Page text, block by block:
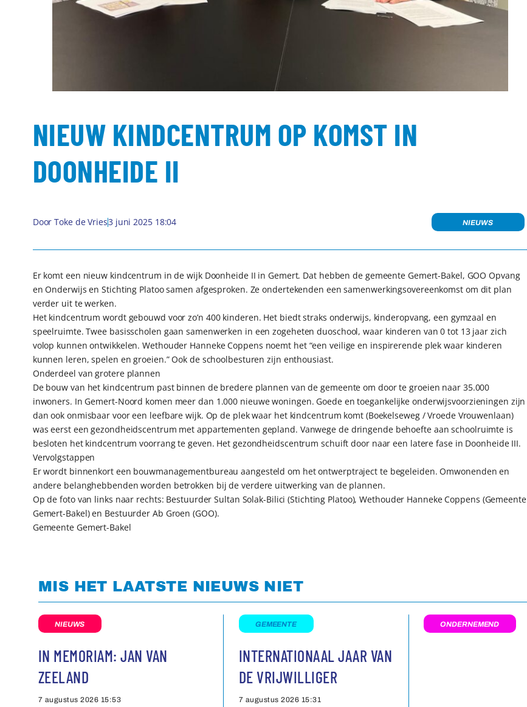
NIEUW KINDCENTRUM OP KOMST IN
DOONHEIDE II
Door Toke de Vries3 juni 2025 18:04 NIEUWS
Er komt een nieuw kindcentrum in de wijk Doonheide II in Gemert. Dat hebben de gemeente Gemert-Bakel, GOO Opvang
en Onderwijs en Stichting Platoo samen afgesproken. Ze ondertekenden een samenwerkingsovereenkomst om dit plan
verder uit te werken.
Het kindcentrum wordt gebouwd voor zo’n 400 kinderen. Het biedt straks onderwijs, kinderopvang, een gymzaal en
speelruimte. Twee basisscholen gaan samenwerken in een zogeheten duoschool, waar kinderen van 0 tot 13 jaar zich
volop kunnen ontwikkelen. Wethouder Hanneke Coppens noemt het “een veilige en inspirerende plek waar kinderen
kunnen leren, spelen en groeien.” Ook de schoolbesturen zijn enthousiast.
Onderdeel van grotere plannen
De bouw van het kindcentrum past binnen de bredere plannen van de gemeente om door te groeien naar 35.000
inwoners. In Gemert-Noord komen meer dan 1.000 nieuwe woningen. Goede en toegankelijke onderwijsvoorzieningen zijn
dan ook onmisbaar voor een leefbare wijk. Op de plek waar het kindcentrum komt (Boekelseweg / Vroede Vrouwenlaan)
was eerst een gezondheidscentrum met appartementen gepland. Vanwege de dringende behoefte aan schoolruimte is
besloten het kindcentrum voorrang te geven. Het gezondheidscentrum schuift door naar een latere fase in Doonheide III.
Vervolgstappen
Er wordt binnenkort een bouwmanagementbureau aangesteld om het ontwerptraject te begeleiden. Omwonenden en
andere belanghebbenden worden betrokken bij de verdere uitwerking van de plannen.
Op de foto van links naar rechts: Bestuurder Sultan Solak-Bilici (Stichting Platoo), Wethouder Hanneke Coppens (Gemeente
Gemert-Bakel) en Bestuurder Ab Groen (GOO).
Gemeente Gemert-Bakel
MIS HET LAATSTE NIEUWS NIET
NIEUWS
IN MEMORIAM: JAN VAN
ZEELAND
7 augustus 2026 15:53
GEMEENTE
INTERNATIONAAL JAAR VAN
DE VRIJWILLIGER
7 augustus 2026 15:31
ONDERNEMEND